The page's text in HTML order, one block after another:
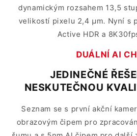
dynamickým rozsahem 13,5
velikostí pixelu 2,4 μm. Nyní s
Active HDR a
DUÁLNÍ AI
JEDINEČNÉ
NESKUTEČNOU
Seznam se s první akční
obrazovým čipem pro